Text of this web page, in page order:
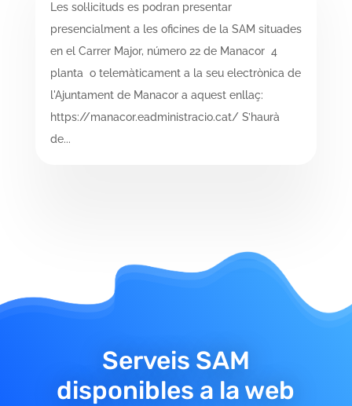
Les sol·licituds es podran presentar
presencialment a les oficines de la SAM situades
en el Carrer Major, número 22 de Manacor 4
planta o telemàticament a la seu electrònica de
l'Ajuntament de Manacor a aquest enllaç:
https://manacor.eadministracio.cat/ S’haurà
de...
Serveis SAM
disponibles a la web